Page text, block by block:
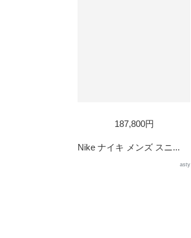
187,800円
Nike ナイキ メンズ スニ...
asty